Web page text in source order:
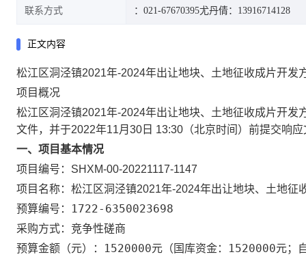
联系方式 ：021-67670395尤丹倩：13916714128
正文内容
松江区洞泾镇2021年-2024年出让地块、土地征收成片开发
项目概况
松江区洞泾镇2021年-2024年出让地块、土地征收成片开发
文件，并于2022年11月30日 13:30 （北京时间）前提交响
一、项目基本情况
项目编号： SHXM-00-20221117-1147
项目名称： 松江区洞泾镇2021年-2024年出让地块、土地征
预算编号：
1722-6350023698
采购方式：竞争性磋商
预算金额（元）：
1520000元 （国库资金：1520000元；